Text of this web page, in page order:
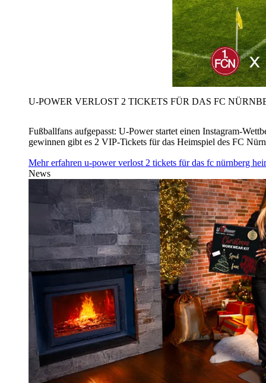
U‑POWER VERLOST 2 TICKETS FÜR DAS FC
Fußballfans aufgepasst: U‑Power startet einen Instagram-
gewinnen gibt es 2 VIP-Tickets für das Heimspiel des FC
Mehr erfahren u‑power verlost 2 tickets für das fc nürnberg
News